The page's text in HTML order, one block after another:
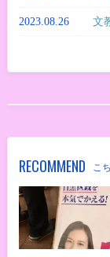
2023.08.26 文
RECOMMEND こ